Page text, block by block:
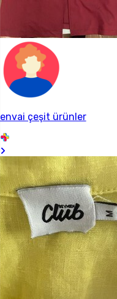
envai çeşit ürünler